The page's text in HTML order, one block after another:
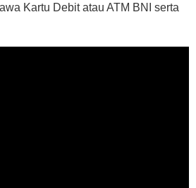
Kartu Debit atau ATM BNI serta